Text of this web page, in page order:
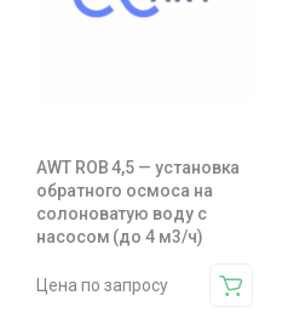
AWT ROB 4,5 — установка
обратного осмоса на
солоноватую воду с
насосом (до 4 м3/ч)
Цена по запросу